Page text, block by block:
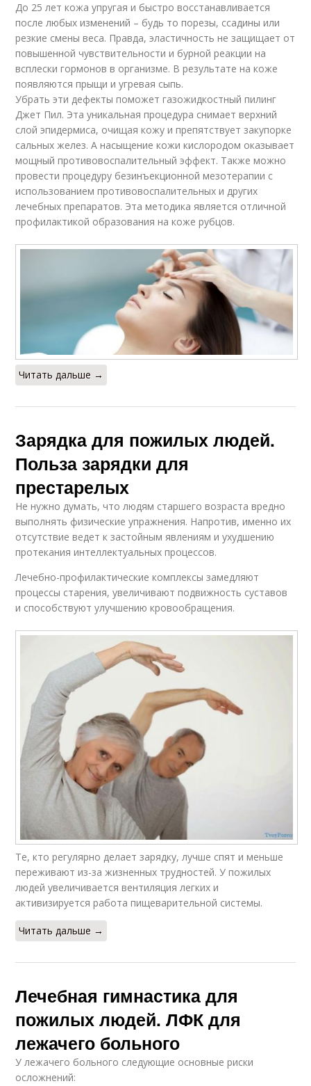
До 25 лет кожа упругая и быстро восстанавливается
после любых изменений – будь то порезы, ссадины или
резкие смены веса. Правда, эластичность не защищает от
повышенной чувствительности и бурной реакции на
всплески гормонов в организме. В результате на коже
появляются прыщи и угревая сыпь.
Убрать эти дефекты поможет газожидкостный пилинг
Джет Пил. Эта уникальная процедура снимает верхний
слой эпидермиса, очищая кожу и препятствует закупорке
сальных желез. А насыщение кожи кислородом оказывает
мощный противовоспалительный эффект. Также можно
провести процедуру безинъекционной мезотерапии с
использованием противовоспалительных и других
лечебных препаратов. Эта методика является отличной
профилактикой образования на коже рубцов.
Читать дальше →
Зарядка для пожилых людей.
Польза зарядки для
престарелых
Не нужно думать, что людям старшего возраста вредно
выполнять физические упражнения. Напротив, именно их
отсутствие ведет к застойным явлениям и ухудшению
протекания интеллектуальных процессов.
Лечебно-профилактические комплексы замедляют
процессы старения, увеличивают подвижность суставов
и способствуют улучшению кровообращения.
Те, кто регулярно делает зарядку, лучше спят и меньше
переживают из-за жизненных трудностей. У пожилых
людей увеличивается вентиляция легких и
активизируется работа пищеварительной системы.
Читать дальше →
Лечебная гимнастика для
пожилых людей. ЛФК для
лежачего больного
У лежачего больного следующие основные риски
осложнений: